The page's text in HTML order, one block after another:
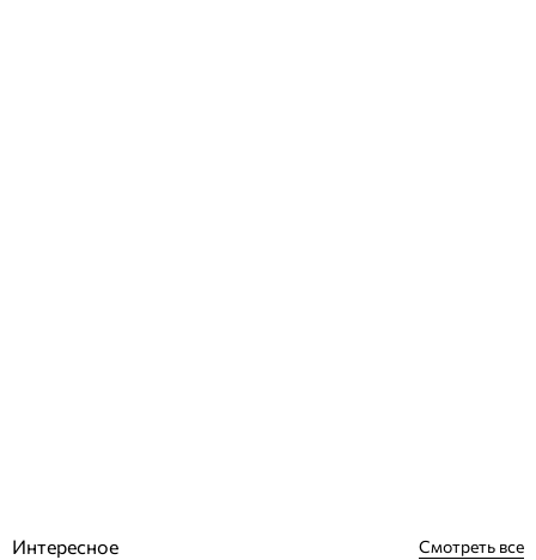
Интересное Смотреть все